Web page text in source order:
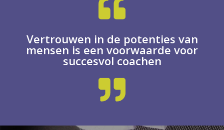
Vertrouwen in de potenties van
mensen is een voorwaarde voor
succesvol coachen